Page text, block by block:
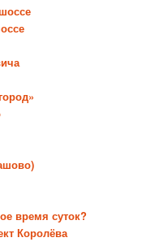
время суток?
Королёва